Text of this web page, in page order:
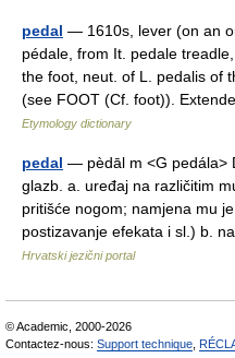
pedal — 1610s, lever (on an
pédale, from It. pedale
the foot, neut. of L. pedalis of
(see FOOT (Cf. foot)).
Etymology dictionary
pedal — pèdāl m <G pedála>
glazb. a. uređaj na različitim
pritišće nogom; namjena mu
postizavanje efekata i sl.) b.
Hrvatski jezični portal
© Academic, 2000-2026
Contactez-nous: Support technique